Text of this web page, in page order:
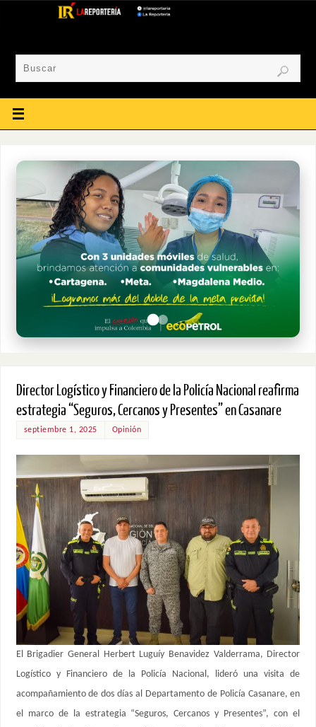
Director Logístico y Financiero de la Policía Nacional reafirma
estrategia “Seguros, Cercanos y Presentes” en Casanare
septiembre 1, 2025 Opinión
El Brigadier General Herbert Luguíy Benavidez Valderrama, Director
Logístico y Financiero de la Policía Nacional, lideró una visita de
acompañamiento de dos días al Departamento de Policía Casanare, en
el marco de la estrategia “Seguros, Cercanos y Presentes”, con el